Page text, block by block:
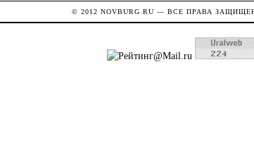
© 2012NOVBURG.RU — ВСЕ ПРАВА